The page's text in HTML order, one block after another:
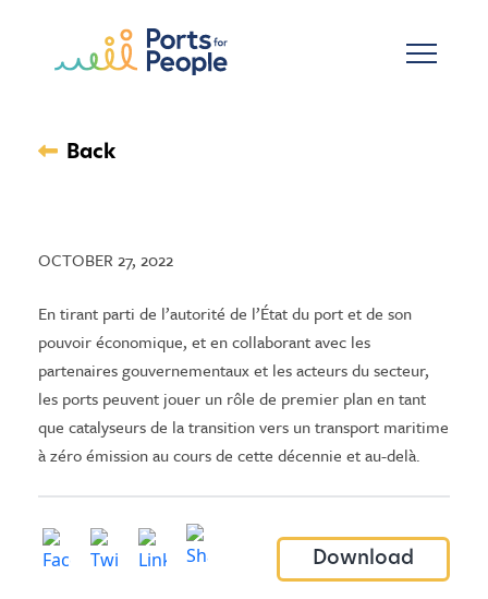
Back
OCTOBER 27, 2022
En tirant parti de l’autorité de l’État du port et de son
pouvoir économique, et en collaborant avec les
partenaires gouvernementaux et les acteurs du secteur,
les ports peuvent jouer un rôle de premier plan en tant
que catalyseurs de la transition vers un transport maritime
à zéro émission au cours de cette décennie et au-delà.
Download